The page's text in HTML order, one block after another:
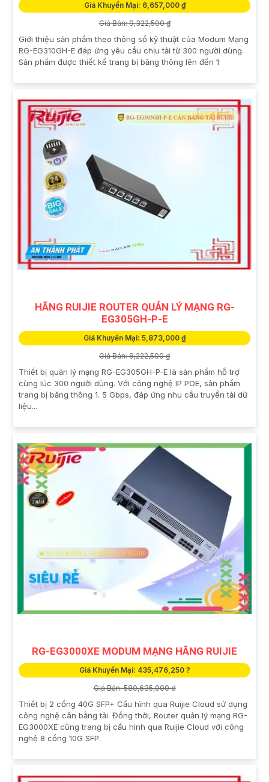
Giá Khuyến Mại: 6,657,000 ₫
Giá Bán: 9,322,500 ₫
Giới thiệu sản phẩm theo thông số kỹ thuật của Modum Mạng
RG-EG310GH-E đáp ứng yêu cầu chịu tải từ 300 người dùng.
Sản phẩm được thiết kế trang bị băng thông lên đến 1
HÃNG RUIJIE ROUTER QUẢN LÝ MẠNG RG-
EG305GH-P-E
Giá Khuyến Mại: 5,873,000 ₫
Giá Bán: 8,222,500 ₫
Thiết bị quản lý mạng RG-EG305GH-P-E là sản phẩm hỗ trợ
cùng lúc 300 người dùng. Với công nghệ IP POE, sản phẩm
trang bị băng thông 1. 5 Gbps, đáp ứng nhu cầu truyền tải dữ
liệu...
RG-EG3000XE MODUM MẠNG HÃNG RUIJIE
Giá Khuyến Mại: 435,476,250 ?
Giá Bán: 580,635,000 d
Thiết bị 2 cổng 40G SFP+ Cấu hình qua Ruijie Cloud sử dụng
công nghệ cân bằng tải. Đồng thời, Router quản lý mạng RG-
EG3000XE cũng trang bị cấu hình qua Ruijie Cloud với công
nghệ 8 cổng 10G SFP.